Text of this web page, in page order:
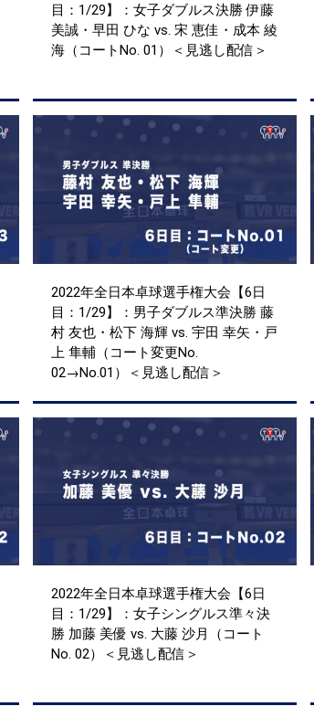
目：1/29】：女子ダブルス決勝 伊藤
美誠・早田 ひな vs. 宋 恵佳・成本 綾
海（コートNo. 01）＜見逃し配信＞
2022年全日本卓球選手権大会【6日
目：1/29】：男子ダブルス準決勝 藤
村 友也・松下 海輝 vs. 宇田 幸矢・戸
上 隼輔（コート変更No.
02→No.01）＜見逃し配信＞
2022年全日本卓球選手権大会【6日
目：1/29】：女子シングルス準々決
勝 加藤 美優 vs. 大藤 沙月（コート
No. 02）＜見逃し配信＞